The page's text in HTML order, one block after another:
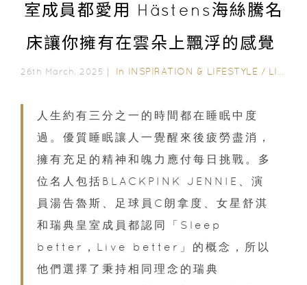
室成員都愛用 Hästens海絲騰名
床讓你擁有在雲朵上飄浮的感覺
26th March, 2025｜ In INSPIRATION & LIFESTYLE / LIFESTYLE
人生約有三分之一的時間都在睡眠中度
過。優質睡眠讓人一覺醒來後疲勞盡消，
擁有充足的精神和魄力應付每日挑戰。多
位名人包括BLACKPINK JENNIE、演
員湯告魯斯、足球員C朗拿度、女星舒淇
和瑞典皇室成員都認同「Sleep
better，Live better」的概念，所以
他們選擇了秉持相同理念的瑞典